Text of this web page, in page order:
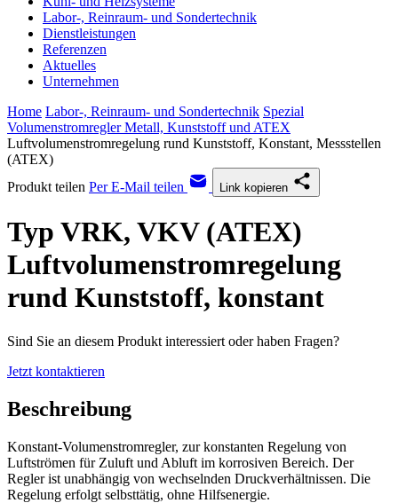
Labor-, Reinraum- und Sondertechnik
Dienstleistungen
Referenzen
Aktuelles
Unternehmen
Home Labor-, Reinraum- und Sondertechnik Spezial
Volumenstromregler Metall, Kunststoff und ATEX
Luftvolumenstromregelung rund Kunststoff, Konstant, Messstellen
(ATEX)
Produkt teilen Per E-Mail teilen Link kopieren
Typ VRK, VKV (ATEX)
Luftvolumenstromregelung
rund Kunststoff, konstant
Sind Sie an diesem Produkt interessiert oder haben Fragen?
Jetzt kontaktieren
Beschreibung
Konstant-Volumenstromregler, zur konstanten Regelung von
Luftströmen für Zuluft und Abluft im korrosiven Bereich. Der
Regler ist unabhängig von wechselnden Druckverhältnissen. Die
Regelung erfolgt selbsttätig, ohne Hilfsenergie.